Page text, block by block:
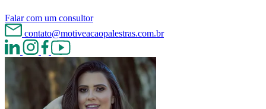
Falar com um consultor
contato@motiveacaopalestras.com.br